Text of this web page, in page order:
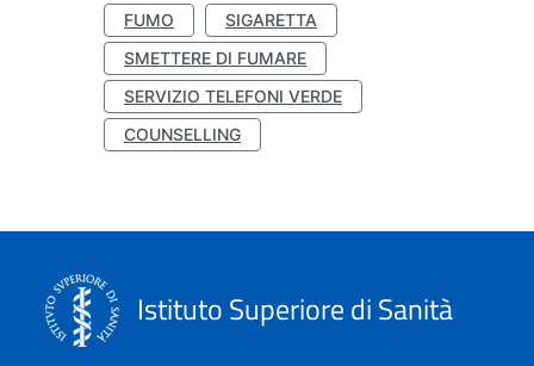
FUMO
SIGARETTA
SMETTERE DI FUMARE
SERVIZIO TELEFONI VERDE
COUNSELLING
Istituto Superiore di Sanità